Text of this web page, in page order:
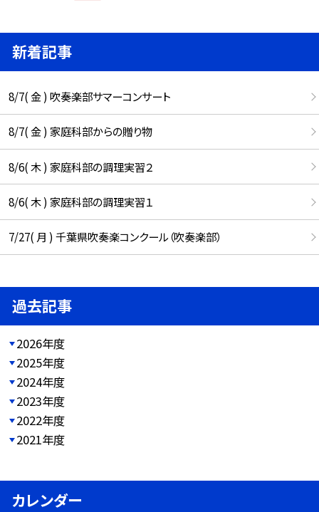
新着記事
8/7( 金 ) 吹奏楽部サマーコンサート
8/7( 金 ) 家庭科部からの贈り物
8/6( 木 ) 家庭科部の調理実習２
8/6( 木 ) 家庭科部の調理実習１
7/27( 月 ) 千葉県吹奏楽コンクール（吹奏楽部）
過去記事
2026年度
2025年度
2024年度
2023年度
2022年度
2021年度
カレンダー